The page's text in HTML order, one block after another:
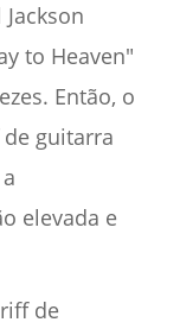
to Heaven"
Então, o
guitarra
elevada e
de